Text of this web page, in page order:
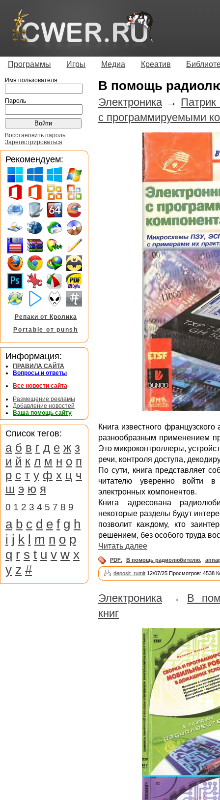
Программы Игры Медиа Креатив
В помощь
Электроника → Патрик
с программируемыми
Книга известного
разнообразным применением
Это микроконтроллеры,
речи, контроля доступа,
По сути, книга представляет
читателю уверенно войти
электронных компонентов.
Книга адресована
некоторые разделы будут
позволит каждому, кто
решением, без особого труда
Читать далее
PDF В помощь радиолюбителю
deposit_rumit 12/07/25 Просмотров: 4538
Электроника → В
книг
Имя пользователя
Пароль
Восстановить пароль
Зарегистрироваться
Рекомендуем:
Репаки от Кролика
Portable от punsh
Информация:
ПРАВИЛА САЙТА
Вопросы и ответы
Все новости сайта
Размещение рекламы
Добавление новостей
Ваша помощь сайту
Список тегов:
а б в г д е ж з
и й к л м н о п
р с т у ф х ц ч
ш э ю я
0 1 2 3 4 5 7 8 9
a b c d e f g h
i j k l m n o p
q r s t u v w x
y z #